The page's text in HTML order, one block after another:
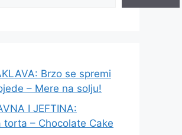
Brzo se spremi
– Mere na solju!
I JEFTINA:
torta – Chocolate Cake